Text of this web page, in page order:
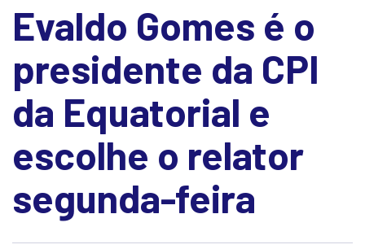
Evaldo Gomes é o
presidente da CPI
da Equatorial e
escolhe o relator
segunda-feira